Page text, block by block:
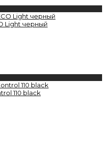
Light черный
110 black